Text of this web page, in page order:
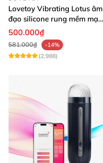
Lovetoy Vibrating Lotus âm
đạo silicone rung mềm mại
kích thích
500.000₫
581.000₫
-14%
(2,988)